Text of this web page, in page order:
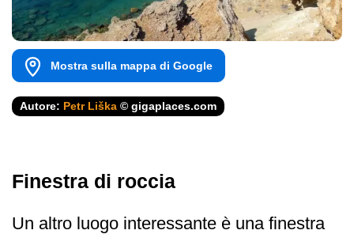
Mostra sulla mappa di Google
Autore: Petr Liška © gigaplaces.com
Finestra di roccia
Un altro luogo interessante è una finestra